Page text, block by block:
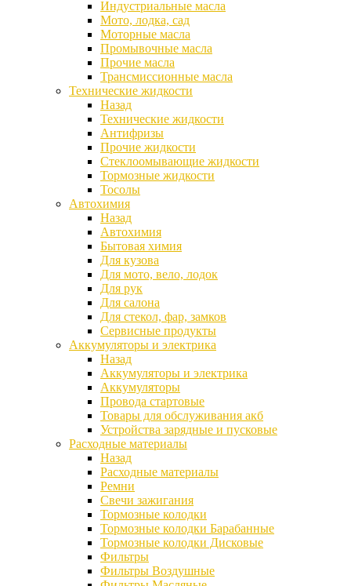
Индустриальные масла
Мото, лодка, сад
Моторные масла
Промывочные масла
Прочие масла
Трансмиссионные масла
Технические жидкости
Назад
Технические жидкости
Антифризы
Прочие жидкости
Стеклоомывающие жидкости
Тормозные жидкости
Тосолы
Автохимия
Назад
Автохимия
Бытовая химия
Для кузова
Для мото, вело, лодок
Для рук
Для салона
Для стекол, фар, замков
Сервисные продукты
Аккумуляторы и электрика
Назад
Аккумуляторы и электрика
Аккумуляторы
Провода стартовые
Товары для обслуживания акб
Устройства зарядные и пусковые
Расходные материалы
Назад
Расходные материалы
Ремни
Свечи зажигания
Тормозные колодки
Тормозные колодки Барабанные
Тормозные колодки Дисковые
Фильтры
Фильтры Воздушные